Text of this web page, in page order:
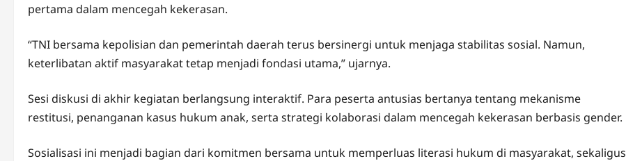
pertama dalam mencegah kekerasan.
“TNI bersama kepolisian dan pemerintah daerah terus bersinergi untuk menjaga stabilitas sosial. Namun,
keterlibatan aktif masyarakat tetap menjadi fondasi utama,” ujarnya.
Sesi diskusi di akhir kegiatan berlangsung interaktif. Para peserta antusias bertanya tentang mekanisme
restitusi, penanganan kasus hukum anak, serta strategi kolaborasi dalam mencegah kekerasan berbasis gender.
Sosialisasi ini menjadi bagian dari komitmen bersama untuk memperluas literasi hukum di masyarakat, sekaligus